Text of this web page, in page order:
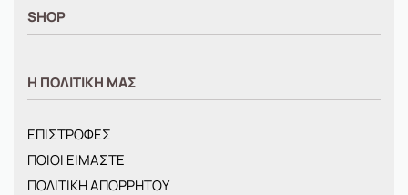
SHOP
ΓΥΝΑΙΚΕΙΑ
BRANDS
ΝΕΕΣ ΑΦΙΞΕΙΣ
OFFERS
Η ΠΟΛΙΤΙΚΗ ΜΑΣ
ΕΠΙΣΤΡΟΦΕΣ
ΠΟΙΟΙ ΕΙΜΑΣΤΕ
ΠΟΛΙΤΙΚΗ ΑΠΟΡΡΗΤΟΥ